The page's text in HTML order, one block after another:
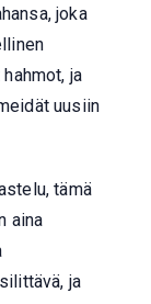
joka
ja
uusiin
tämä
aina
ja